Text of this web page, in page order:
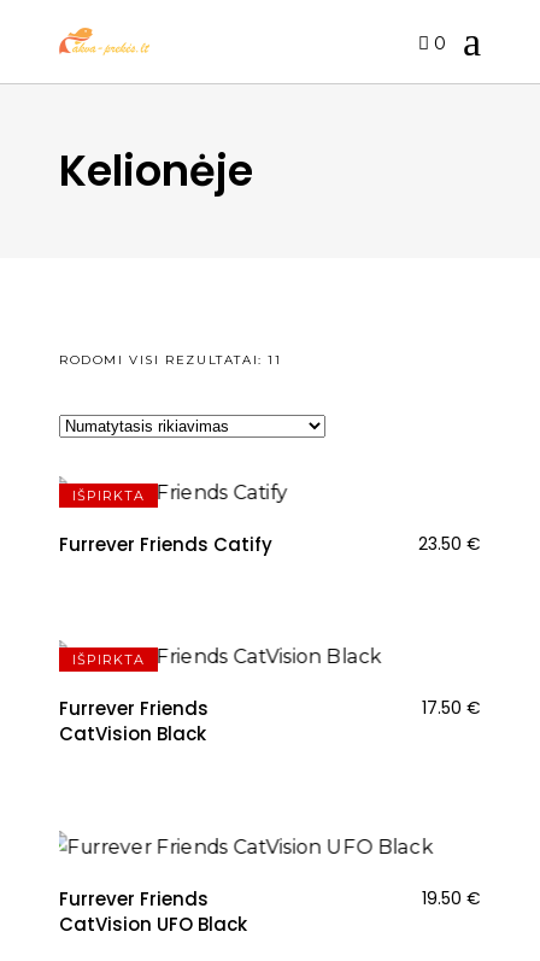
0
Kelionėje
RODOMI VISI REZULTATAI: 11
IŠPIRKTA
Furrever Friends Catify 23.50 €
IŠPIRKTA
Furrever Friends
CatVision Black
17.50 €
Furrever Friends
CatVision UFO Black
19.50 €